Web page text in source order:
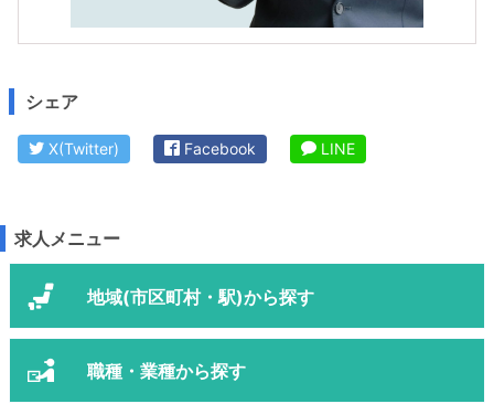
シェア
X(Twitter) Facebook LINE
求人メニュー
地域(市区町村・駅)から探す
職種・業種から探す